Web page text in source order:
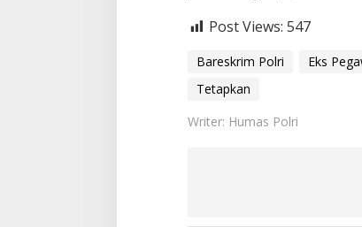
Post Views: 547
Bareskrim Polri Eks
Tetapkan
Writer: Humas Polri